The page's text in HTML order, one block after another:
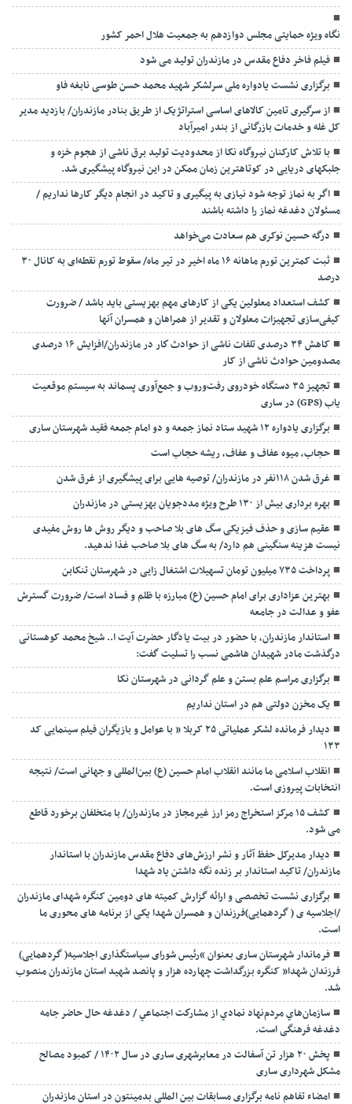
نگاه ویژه حمایتی مجلس دوازدهم به جمعیت هلال احمر کشور
فیلم فاخر دفاع مقدس در مازندران تولید می شود
برگزاری نشست یادواره ملی سرلشکر شهید محمد حسن طوسی نابغه فاو
از سرگیری تامین کالاهای اساسی استراتژیک از طریق بنادر مازندران/ بازدید مدیر
کل غله و خدمات بازرگانی از بندر امیرآباد
با تلاش کارکنان نیروگاه نکا از محدودیت تولید برق ناشی از هجوم خزه و
جلبکهای دریایی در کوتاهترین زمان ممکن در این نیروگاه پیشگیری شد.
اگر به نماز توجه شود نیازی به پیگیری و تاکید در انجام دیگر کارها نداریم /
مسئولان دغدغه نماز را داشته باشند
درگه حسین نوکری هم سعادت می‌خواهد
ثبت کمترین تورم ماهانه ۱۶ ماه اخیر در تیر ماه/ سقوط تورم نقطه‌ای به کانال ۳۰
درصد
کشف استعداد معلولین یکی از کارهای مهم بهزیستی باید باشد / ضرورت
کیفی‌سازی تجهیزات معلولان و تقدیر از همراهان و همسران آنها
کاهش ۳۴ درصدی تلفات ناشی از حوادث كار در مازندران/افزایش ۱۶ درصدی
مصدومین حوادث ناشی از کار
تجهیز ۳۵ دستگاه خودروی رفت‌وروب و جمع‌آوری پسماند به سیستم موقعیت
یاب (GPS) در ساری
برگزاری یادواره ۱۲ شهید ستاد نماز جمعه و دو امام جمعه فقید شهرستان ساری
حجاب، میوه عفاف و عفاف، ریشه حجاب است
غرق شدن ۱۱۸نفر در مازندران/ توصيه هايی برای پيشگيری از غرق شدن
بهره برداری بیش از ۱۳۰ طرح ویژه مددجویان بهزیستی در مازندران
عقیم سازی و حذف فیزیکی سگ های بلا صاحب و دیگر روش ها روش مفیدی
نیست هزینه سنگینی هم دارد/ به سگ های بلا صاحب غذا ندهید.
پرداخت ۷۳۵ میلیون تومان تسهیلات اشتغال زایی در شهرستان تنکابن
بهترین عزاداری برای امام حسین (ع) مبارزه با ظلم و فساد است/ ضرورت گسترش
عفو و عدالت در جامعه
استاندار مازندران، با حضور در بیت یادگار حضرت آیت ا.. شیخ محمد کوهستانی
درگذشت مادر شهیدان هاشمی نسب را تسلیت گفت:
برگزاری مراسم علم بستن و علم گردانی در شهرستان نکا
یک مخزن دولتی هم در استان نداریم
دیدار فرمانده لشکر عملیاتی ۲۵ کربلا ” با عوامل و بازیگران فیلم سینمایی کد
۱۳۳
انقلاب اسلامی ما مانند انقلاب امام حسین (ع) بین‌المللی و جهانی است/ نتیجه
انتخابات پیروزی است.
کشف ۱۵ مرکز استخراج رمز ارز غیرمجاز در مازندران/ با متخلفان برخورد قاطع
می شود.
دیدار مدیرکل حفظ آثار و نشر ارزش‌های دفاع مقدس مازندران با استاندار
مازندران/ تاکید استاندار بر زنده نگه داشتن یاد شهدا
برگزاری نشست تخصصی و ارائه گزارش کمیته های دومین کنگره شهدای مازندران
/اجلاسیه ی ( گردهمایی)فرزندان و همسران شهدا یکی از برنامه های محوری ما
است.
فرماندار شهرستان ساری بعنوان “رئیس شورای سیاستگذاری اجلاسیه( گردهمایی)
فرزندان شهدا” کنگره بزرگداشت چهارده هزار و پانصد شهید استان مازندران منصوب
شد.
سازمان‌هاي مردم‌نهاد نمادي از مشاركت اجتماعي / دغدغه حال حاضر جامه
دغدغه فرهنگی است.
پخش ۲۰ هزار تن آسفالت در معابرشهری ساری در سال ۱۴۰۲ / کمبود مصالح
مشکل شهرداری ساری
امضاء تفاهم نامه برگزاری مسابقات بین المللی بدمینتون در استان مازندران